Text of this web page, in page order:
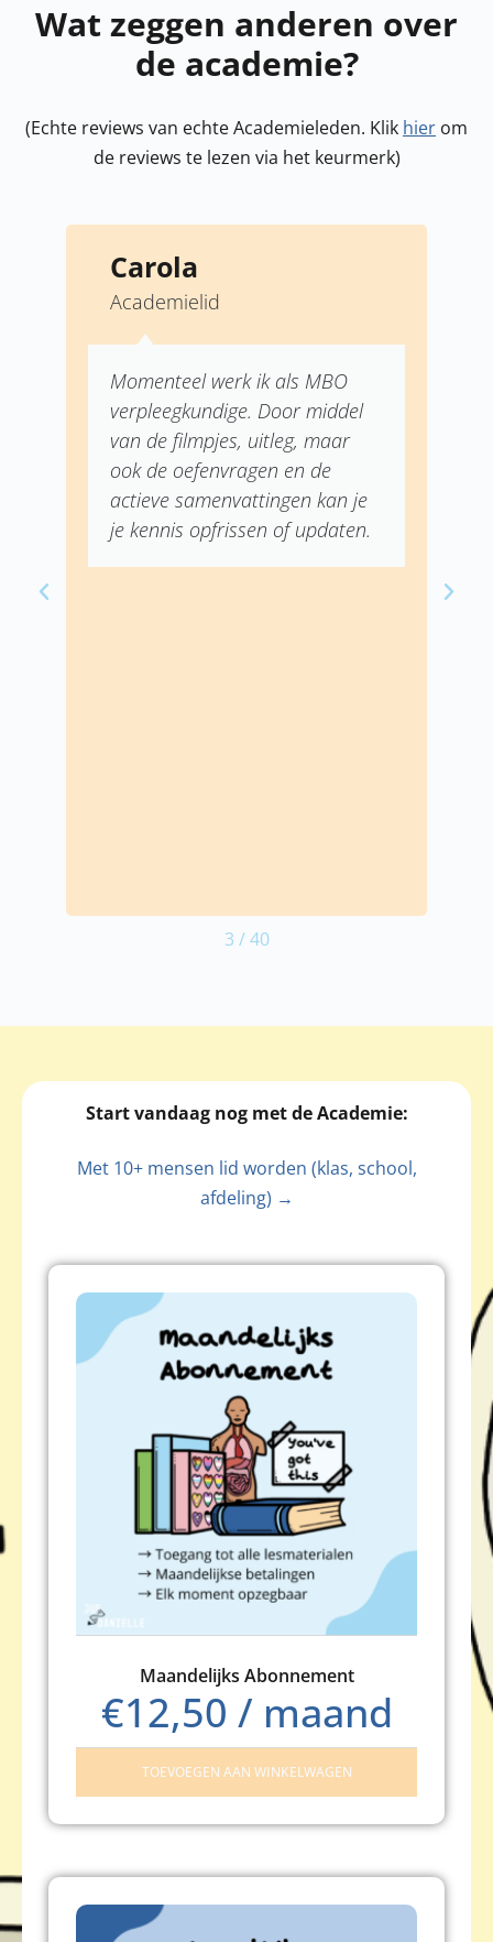
Wat zeggen anderen over
de academie?
(Echte reviews van echte Academieleden. Klik hier om
de reviews te lezen via het keurmerk)
Momenteel werk ik als MBO
verpleegkundige. Door middel
van de filmpjes, uitleg, maar
ook de oefenvragen en de
actieve samenvattingen kan je
je kennis opfrissen of updaten.
Carola
Academielid
3 /40
Start vandaag nog met de Academie:
Met 10+ mensen lid worden (klas, school,
afdeling) →
Maandelijks Abonnement
€12,50 / maand
TOEVOEGEN AAN WINKELWAGEN